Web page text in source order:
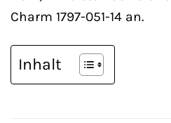
Charm 1797-051-14 an.
Inhalt